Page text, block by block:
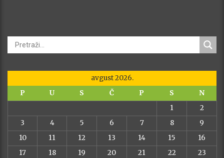
avgust 2026.
P
U S Č P S
N
1
2
3
4 5 6 7 8
9
10
11 12 13 14 15
16
17
18 19 20 21 22
23